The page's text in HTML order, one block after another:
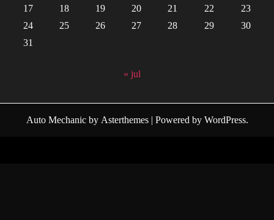
17
18 19 20 21 22
23
24
25 26 27 28 29
30
31
« jul
Auto Mechanicby Asterthemes| Powered by WordPress.